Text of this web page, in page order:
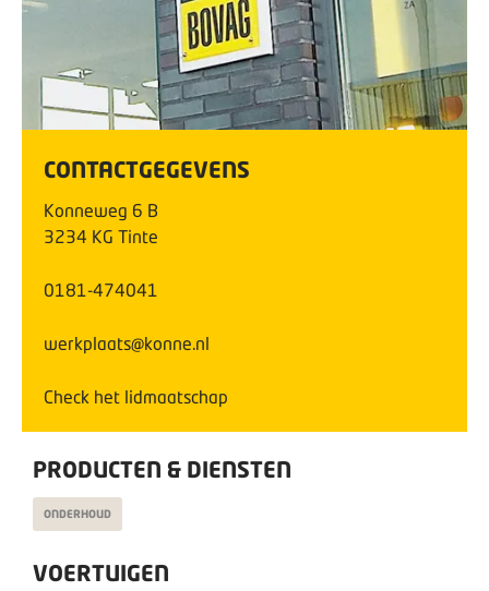
CONTACTGEGEVENS
Konneweg 6 B
3234 KG Tinte
0181-474041
werkplaats@konne.nl
Check het lidmaatschap
PRODUCTEN & DIENSTEN
ONDERHOUD
VOERTUIGEN